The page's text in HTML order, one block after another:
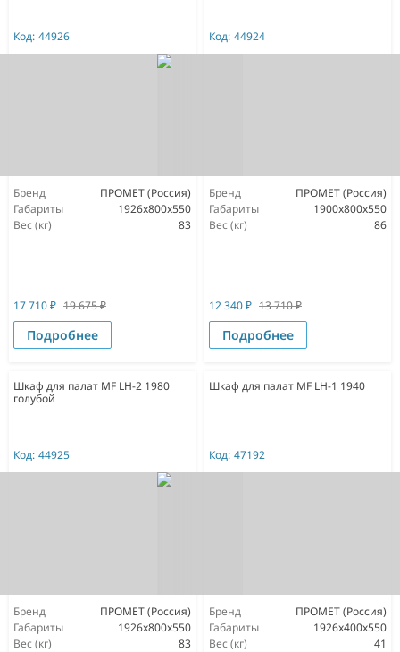
Код: 44926
Бренд
ПРОМЕТ (Россия)
Габариты
1926x800x550
Вес (кг)
83
17 710₽ 19 675₽
Подробнее
Код: 44924
Бренд
ПРОМЕТ (Россия)
Габариты
1900x800x550
Вес (кг)
86
12 340₽ 13 710₽
Подробнее
Шкаф для палат MF LH-2 1980
голубой
Код: 44925
Бренд
ПРОМЕТ (Россия)
Габариты
1926x800x550
Вес (кг)
83
Шкаф для палат МF LH-1 1940
Код: 47192
Бренд
ПРОМЕТ (Россия)
Габариты
1926x400x550
Вес (кг)
41